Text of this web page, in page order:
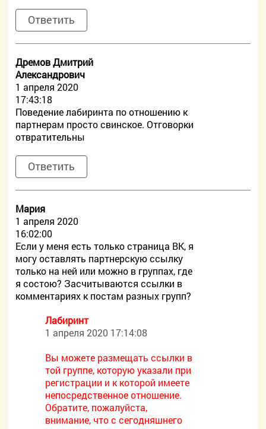
Ответить
Дремов Дмитрий
Александрович
1 апреля 2020
17:43:18
Поведение лабиринта по отношению к
партнерам просто свинское. Отговорки
отвратительны
Ответить
Мария
1 апреля 2020
16:02:00
Если у меня есть только страница ВК, я
могу оставлять партнерскую ссылку
только на ней или можно в группах, где
я состою? Засчитываются ссылки в
комментариях к постам разных групп?
Лабиринт
1 апреля 2020 17:14:08
Вы можете размещать ссылки в
той группе, которую указали при
регистрации и к которой имеете
непосредственное отношение.
Обратите, пожалуйста,
внимание, что с сегодняшнего